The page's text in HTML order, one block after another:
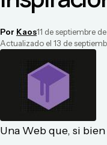
Por Kaos11 de septiembre
Actualizado el 13 de
Una Web que, si